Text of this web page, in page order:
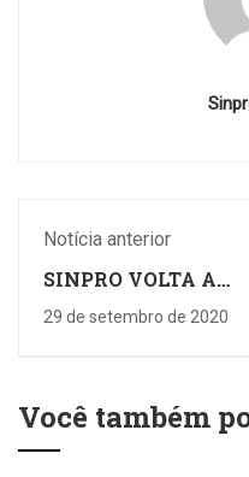
Notícia anterior
SINPRO VOLTA A
ATENDER
PRESENCIALMENTE
29 de setembro de 2020
Você também